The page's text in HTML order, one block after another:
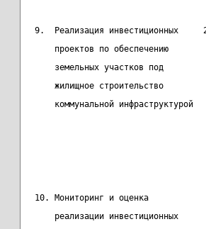
9.  Реализация инвестиционных
проектов по обеспечению
земельных участков под
жилищное строительство
коммунальной инфраструктурой
10. Мониторинг и оценка
     реализации инвестиционных